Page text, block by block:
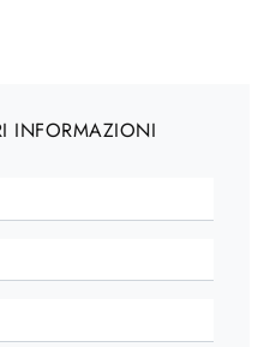
INFORMAZIONI